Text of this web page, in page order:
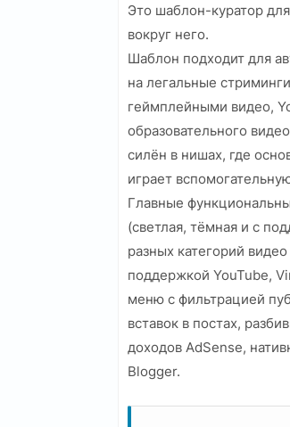
Это шаблон-куратор
вокруг него.
Шаблон подходит для
на легальные
геймплейными видео,
образовательного
силён в нишах, где
играет
Главные
(светлая, тёмная и с
разных категорий
поддержкой YouTube,
меню с фильтрацией
вставок в постах,
доходов AdSense,
Blogger.